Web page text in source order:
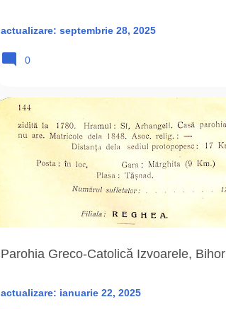
actualizare: septembrie 28, 2025
0
Parohia Greco-Catolică Izvoarele, Bihor
actualizare: ianuarie 22, 2025
1999 ADORMIREA MAICII DOMNULUI